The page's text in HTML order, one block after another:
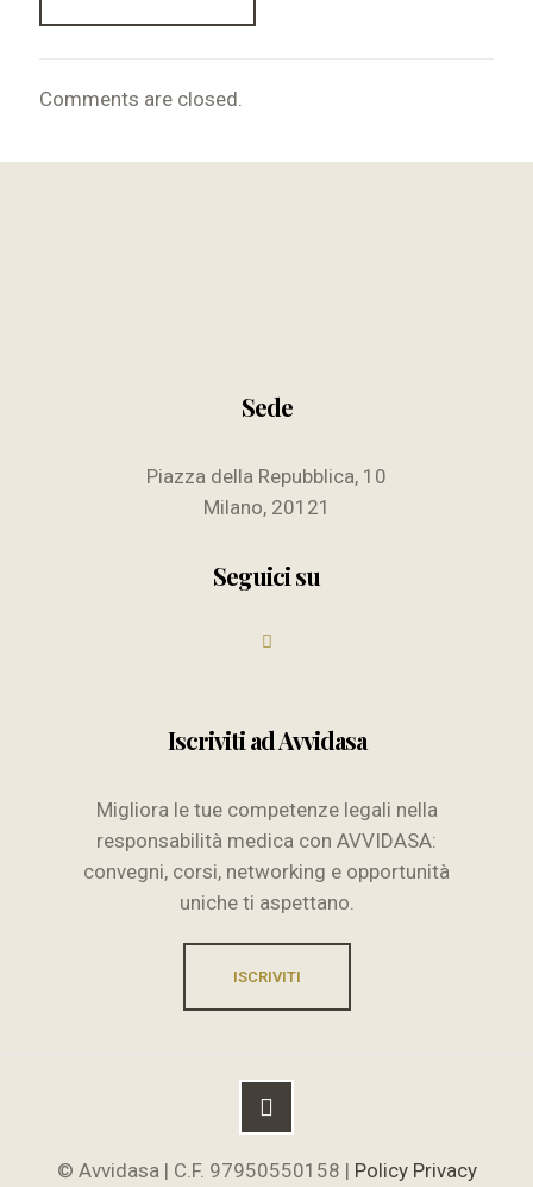
Comments are closed.
Sede
Piazza della Repubblica, 10
Milano, 20121
Seguici su
Iscriviti ad Avvidasa
Migliora le tue competenze legali nella
responsabilità medica con AVVIDASA:
convegni, corsi, networking e opportunità
uniche ti aspettano.
ISCRIVITI
© Avvidasa | C.F. 97950550158 | Policy Privacy